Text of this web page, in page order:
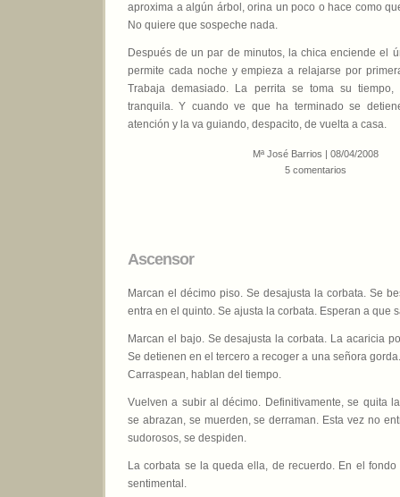
aproxima a algún árbol, orina un poco o hace como
No quiere que sospeche nada.
Después de un par de minutos, la chica enciende el
permite cada noche y empieza a relajarse por
Trabaja demasiado. La perrita se toma su
tranquila. Y cuando ve que ha terminado se
atención y la va guiando, despacito, de vuelta a casa.
Mª José Barrios | 08/04/2008
5 comentarios
Ascensor
Marcan el décimo piso. Se desajusta la corbata. Se
entra en el quinto. Se ajusta la corbata. Esperan a que
Marcan el bajo. Se desajusta la corbata. La acaricia
Se detienen en el tercero a recoger a una señora
Carraspean, hablan del tiempo.
Vuelven a subir al décimo. Definitivamente, se quita
se abrazan, se muerden, se derraman. Esta vez no
sudorosos, se despiden.
La corbata se la queda ella, de recuerdo. En el
sentimental.